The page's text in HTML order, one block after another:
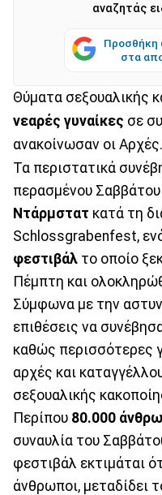
αναζητάς
Προσθήκη
στα
Θύματα σεξουαλικής
νεαρές γυναίκες σε
ανακοίνωσαν οι Αρχές.
Τα περιστατικά
περασμένου
Ντάρμστατ κατά τη
Schlossgrabenfest,
φεστιβάλ το οποίο
Πέμπτη και
Σύμφωνα με την
επιθέσεις να
καθώς περισσότερες
αρχές και
σεξουαλικής
Περίπου 80.000
συναυλία του
φεστιβάλ εκτιμάται
άνθρωποι, μεταδίδει